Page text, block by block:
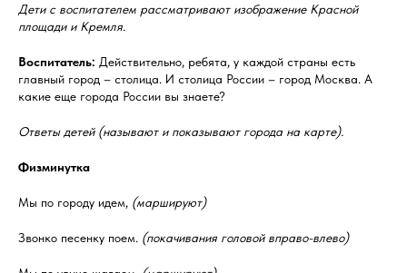
Дети с воспитателем рассматривают изображение Красной
площади и Кремля.
Воспитатель: Действительно, ребята, у каждой страны есть
главный город – столица. И столица России – город Москва. А
какие еще города России вы знаете?
Ответы детей (называют и показывают города на карте).
Физминутка
Мы по городу идем, (маршируют)
Звонко песенку поем. (покачивания головой вправо-влево)